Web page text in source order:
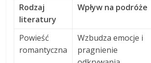
Rodzaj
literatury
Wpływ na podróże
Powieść
romantyczna
Wzbudza emocje i
pragnienie